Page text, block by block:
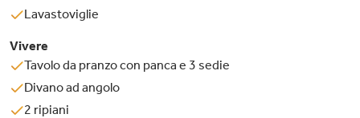
Lavastoviglie
Vivere
Tavolo da pranzo con panca e 3 sedie
Divano ad angolo
2 ripiani